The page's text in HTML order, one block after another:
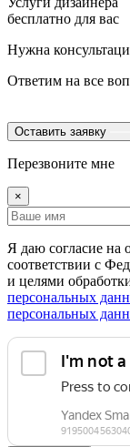
бесплатно для вас
Нужна
Ответим на все
Оставить заявку
Перезвоните мне
×
Я даю согласие на
соответствии с
и целями
персональных
персональных